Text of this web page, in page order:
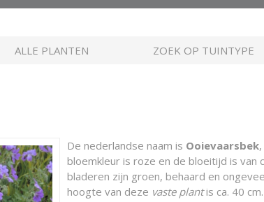
ALLE PLANTEN ZOEK OP TUINTYPE
De nederlandse naam is Ooievaarsbek
bloemkleur is roze en de bloeitijd is van
bladeren zijn groen, behaard en
hoogte van deze vaste plantis ca. 40